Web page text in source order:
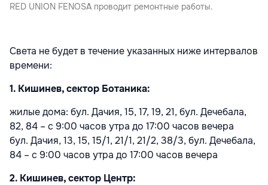
RED UNION FENOSA проводит ремонтные работы.
Света не будет в течение указанных ниже интервалов
времени:
1. Кишинев, сектор Ботаника:
жилые дома: бул. Дачия, 15, 17, 19, 21, бул. Дечебала,
82, 84 – с 9:00 часов утра до 17:00 часов вечера
бул. Дачия, 13, 15, 15/1, 21/1, 21/2, 38/3, бул. Дечебала,
84 – с 9:00 часов утра до 17:00 часов вечера
2. Кишинев, сектор Центр: